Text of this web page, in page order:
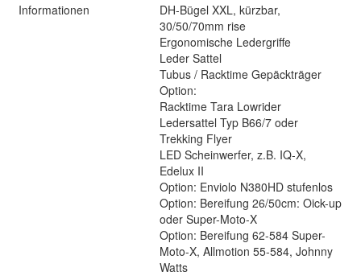
Informationen
DH-Bügel XXL, kürzbar,
30/50/70mm rise
Ergonomische Ledergriffe
Leder Sattel
Tubus / Racktime Gepäckträger
Option:
Racktime Tara Lowrider
Ledersattel Typ B66/7 oder
Trekking Flyer
LED Scheinwerfer, z.B. IQ-X,
Edelux II
Option: Enviolo N380HD stufenlos
Option: Bereifung 26/50cm: Oick-up
oder Super-Moto-X
Option: Bereifung 62-584 Super-
Moto-X, Allmotion 55-584, Johnny
Watts